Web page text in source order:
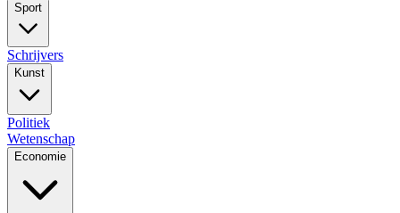
Sport
Schrijvers
Kunst
Politiek
Wetenschap
Economie